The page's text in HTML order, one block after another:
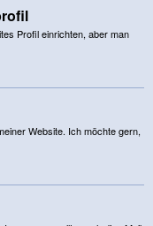
Profil einrichten, aber man
Website. Ich möchte gern,